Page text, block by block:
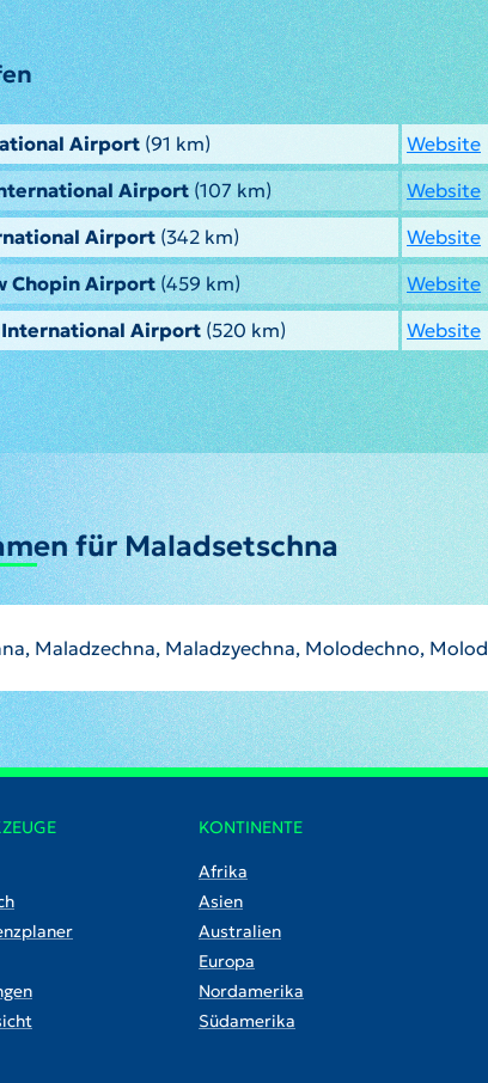
Airport (91 km)
Website
Airport(107 km)
Website
Airport (342 km)
Website
Chopin Airport(459 km)
Website
International Airport (520 km) Website
für Maladsetschna
Maladzechna, Maladzyechna, Molodechno,
KONTINENTE
Afrika
Asien
Australien
Europa
Nordamerika
Südamerika